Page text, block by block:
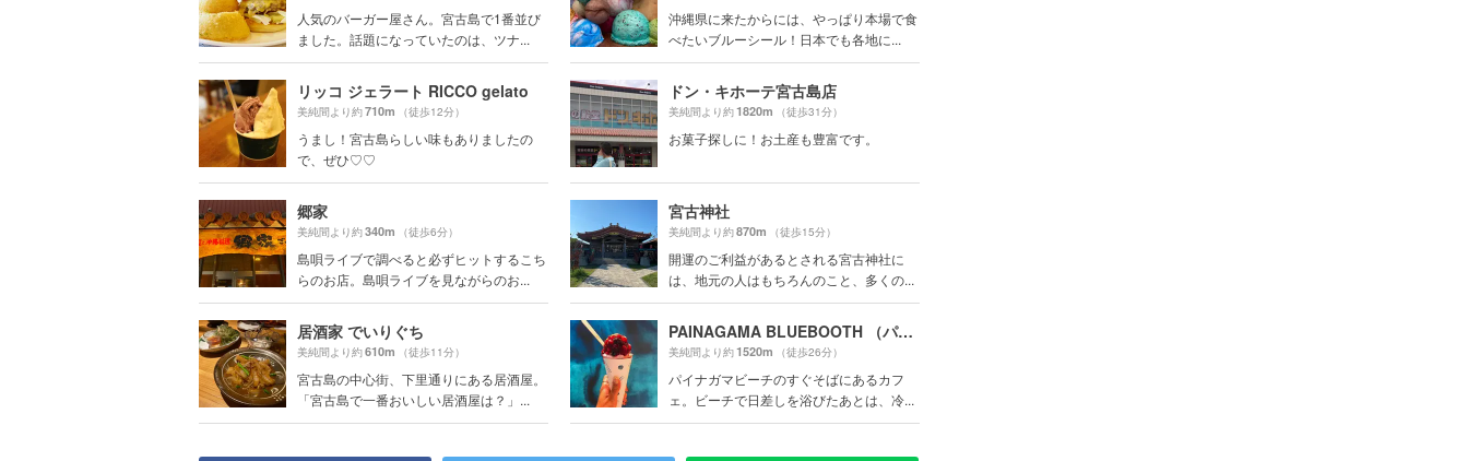
人気のバーガー屋さん。宮古島で1番並び
ました。話題になっていたのは、ツナ...
沖縄県に来たからには、やっぱり本場で食
べたいブルーシール！日本でも各地に...
リッコ ジェラート RICCO gelato
美純間より約710m （徒歩12分）
うまし！宮古島らしい味もありましたの
で、ぜひ♡♡
ドン・キホーテ宮古島店
美純間より約1820m （徒歩31分）
お菓子探しに！お土産も豊富です。
郷家
美純間より約340m （徒歩6分）
島唄ライブで調べると必ずヒットするこち
らのお店。島唄ライブを見ながらのお...
宮古神社
美純間より約870m （徒歩15分）
開運のご利益があるとされる宮古神社に
は、地元の人はもちろんのこと、多くの...
居酒家 でいりぐち
美純間より約610m （徒歩11分）
宮古島の中心街、下里通りにある居酒屋。
「宮古島で一番おいしい居酒屋は？」...
PAINAGAMA BLUEBOOTH （パイナガマブルーブース）
美純間より約1520m （徒歩26分）
パイナガマビーチのすぐそばにあるカフ
ェ。ビーチで日差しを浴びたあとは、冷...